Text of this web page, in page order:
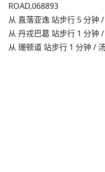
ROAD,068893
从 直落亚逸 站步行 5 分钟
从 丹戎巴葛 站步行 1 分钟
从 珊顿道 站步行 1 分钟 /